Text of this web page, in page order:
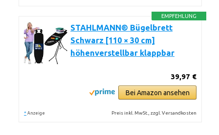
EMPFEHLUNG
STAHLMANN® Bügelbrett
Schwarz [110 × 30 cm]
höhenverstellbar klappbar
39,97 €
Bei Amazon ansehen
* Anzeige Preis inkl. MwSt., zzgl. Versandkosten